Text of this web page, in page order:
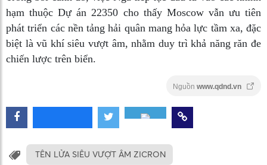
hạm thuộc Dự án 22350 cho thấy Moscow vẫn ưu tiên
phát triển các nền tảng hải quân mang hỏa lực tầm xa, đặc
biệt là vũ khí siêu vượt âm, nhằm duy trì khả năng răn đe
chiến lược trên biển.
Nguồn www.qdnd.vn
TÊN LỬA SIÊU VƯỢT ÂM ZICRON